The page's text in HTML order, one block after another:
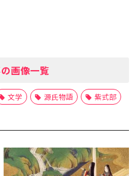
画像一覧
文学 源氏物語 紫式部